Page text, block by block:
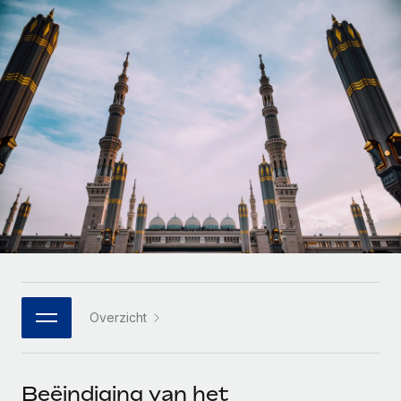
Zzp'ers internationaal onboarden en beheren
Ingewikkelde HR-taken eenvoudig uitbesteden
INFRASTRUCTUUR
Remote Embedded
HR naadloos in workflows integreren
Platform
Ingebouwde essentiële HR-functies voor je team
Integraties
GROEIFASE
Start-ups
Flexibele global HR en payroll solutions voor groeiende
bedrijven
Mid-market
Teams uitbreiden met HR solutions op maat
Enterprise
Global HR voor grote bedrijven
WERK MET ONS SAMEN
Strategische technologiepartners
Een partner worden
Betalingscalculator voor zzp'ers
Ontdek valuta-opties en betaalsnelheden voor
internationale zzp'ers
LEREN MET REMOTE
Onderzoek en gidsen
Casestudy's
HR-woordenlijst
Checklists en templates
Webinars
Nederlands
Français
Deutsch
Español
Italiano
Português (Portugal)
日本語
한국어
Inloggen
Overzicht
Beëindiging van het